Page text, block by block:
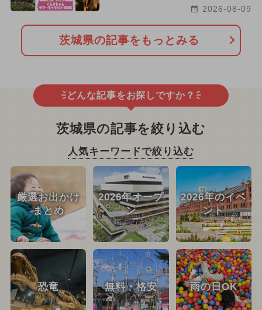
2026-08-09
茨城県の記事をもっとみる
どんな記事をお探しですか？
茨城県の記事を絞り込む
人気キーワードで絞り込む
厳選お出かけ
まとめ
2026年オープ
ン
2026年のイベ
ント
恐竜 無料・格安 雨の日OK